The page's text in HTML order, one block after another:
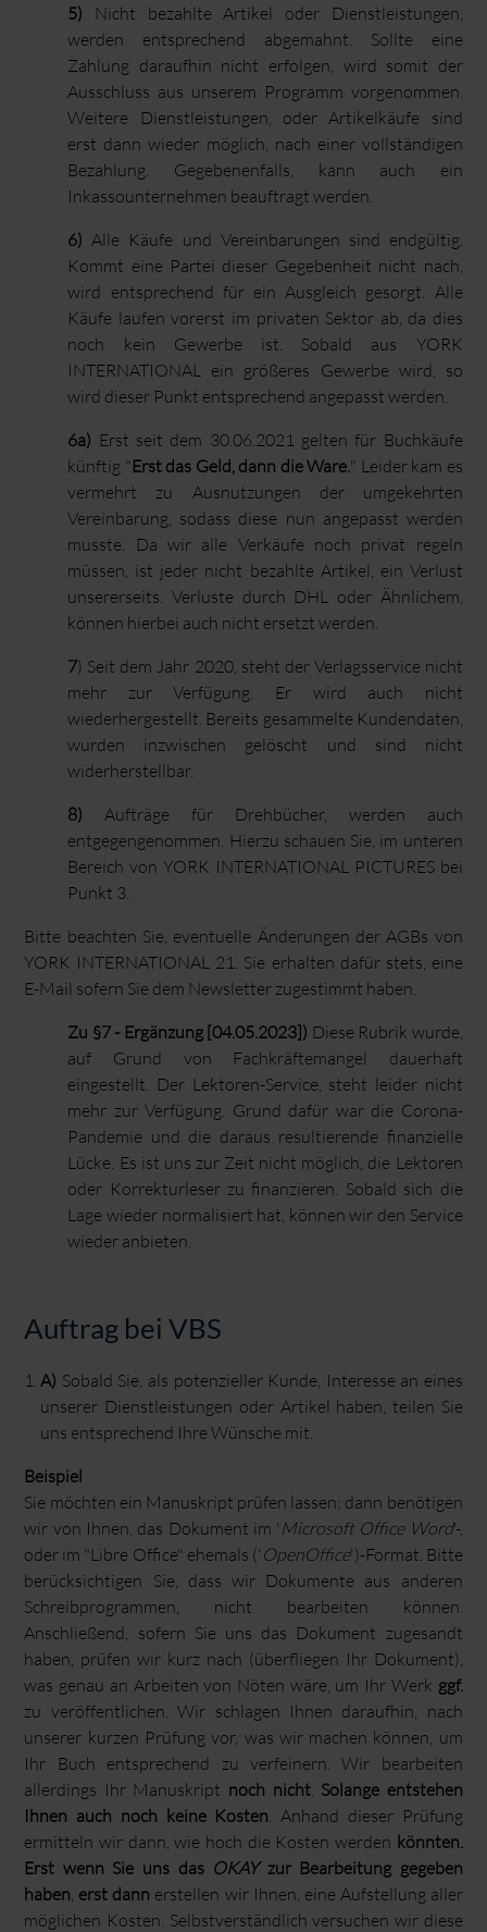
5) Nicht bezahlte Artikel oder Dienstleistungen,
werden entsprechend abgemahnt. Sollte eine
Zahlung daraufhin nicht erfolgen, wird somit der
Ausschluss aus unserem Programm vorgenommen.
Weitere Dienstleistungen, oder Artikelkäufe sind
erst dann wieder möglich, nach einer vollständigen
Bezahlung. Gegebenenfalls, kann auch ein
Inkassounternehmen beauftragt werden.
6) Alle Käufe und Vereinbarungen sind endgültig.
Kommt eine Partei dieser Gegebenheit nicht nach,
wird entsprechend für ein Ausgleich gesorgt. Alle
Käufe laufen vorerst im privaten Sektor ab, da dies
noch kein Gewerbe ist. Sobald aus YORK
INTERNATIONAL ein größeres Gewerbe wird, so
wird dieser Punkt entsprechend angepasst werden.
6a) Erst seit dem 30.06.2021 gelten für Buchkäufe
künftig "Erst das Geld, dann die Ware." Leider kam es
vermehrt zu Ausnutzungen der umgekehrten
Vereinbarung, sodass diese nun angepasst werden
musste. Da wir alle Verkäufe noch privat regeln
müssen, ist jeder nicht bezahlte Artikel, ein Verlust
unsererseits. Verluste durch DHL oder Ähnlichem,
können hierbei auch nicht ersetzt werden.
7) Seit dem Jahr 2020, steht der Verlagsservice nicht
mehr zur Verfügung. Er wird auch nicht
wiederhergestellt. Bereits gesammelte Kundendaten,
wurden inzwischen gelöscht und sind nicht
widerherstellbar.
8) Aufträge für Drehbücher, werden auch
entgegengenommen. Hierzu schauen Sie, im unteren
Bereich von YORK INTERNATIONAL PICTURES bei
Punkt 3.
Bitte beachten Sie, eventuelle Änderungen der AGBs von
YORK INTERNATIONAL 21. Sie erhalten dafür stets, eine
E-Mail sofern Sie dem Newsletter zugestimmt haben.
Zu §7 - Ergänzung [04.05.2023]) Diese Rubrik wurde,
auf Grund von Fachkräftemangel dauerhaft
eingestellt. Der Lektoren-Service, steht leider nicht
mehr zur Verfügung. Grund dafür war die Corona-
Pandemie und die daraus resultierende finanzielle
Lücke. Es ist uns zur Zeit nicht möglich, die Lektoren
oder Korrekturleser zu finanzieren. Sobald sich die
Lage wieder normalisiert hat, können wir den Service
wieder anbieten.
Auftrag bei VBS
A) Sobald Sie, als potenzieller Kunde, Interesse an eines
unserer Dienstleistungen oder Artikel haben, teilen Sie
uns entsprechend Ihre Wünsche mit.
Beispiel
Sie möchten ein Manuskript prüfen lassen; dann benötigen
wir von Ihnen, das Dokument im ' Microsoft Office Word'-,
oder im "Libre Office" ehemals (' OpenOffice')-Format. Bitte
berücksichtigen Sie, dass wir Dokumente aus anderen
Schreibprogrammen, nicht bearbeiten können.
Anschließend, sofern Sie uns das Dokument zugesandt
haben, prüfen wir kurz nach (überfliegen Ihr Dokument),
was genau an Arbeiten von Nöten wäre, um Ihr Werk ggf.
zu veröffentlichen. Wir schlagen Ihnen daraufhin, nach
unserer kurzen Prüfung vor, was wir machen können, um
Ihr Buch entsprechend zu verfeinern. Wir bearbeiten
allerdings Ihr Manuskript noch nicht. Solange entstehen
Ihnen auch noch keine Kosten. Anhand dieser Prüfung
ermitteln wir dann, wie hoch die Kosten werden könnten.
Erst wenn Sie uns das OKAYzur Bearbeitung gegeben
haben, erst dann erstellen wir Ihnen, eine Aufstellung aller
möglichen Kosten. Selbstverständlich versuchen wir diese